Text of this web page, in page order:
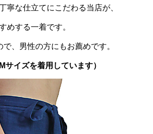
寧な仕立てにこだわる当店が、
めする一着です。
、男性の方にもお薦めです。
サイズを着用しています）